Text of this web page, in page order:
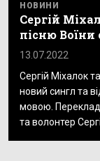
НОВИНИ
Сергій
пісню Воїни
13.07.2022
Сергій Міхалок
новий сингл та
мовою. Переклад
та волонтер